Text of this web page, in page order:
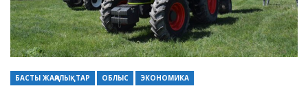
БАСТЫ ЖАҢАЛЫҚТАР ОБЛЫС ЭКОНОМИКА